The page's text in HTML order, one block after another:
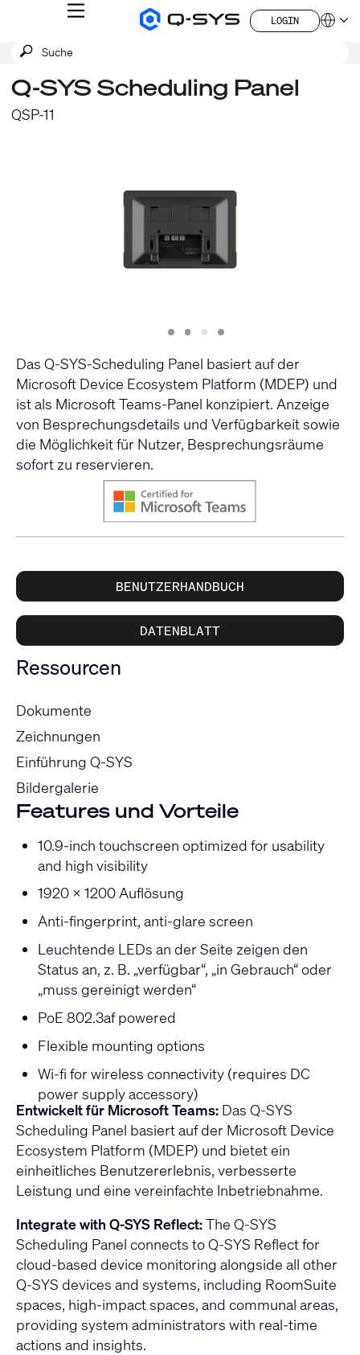
Q-
Homepage
MENÜ
LOGIN
LOGIN
QSYS.com (English)
Deutsch
Español
Français
Suche
SUCHE
Q-SYS Scheduling Panel
QSP-11
Slide
1 Slide
2 Slide
3 Slide
4
Das Q-SYS-Scheduling Panel basiert auf der
Microsoft Device Ecosystem Platform (MDEP) und
ist als Microsoft Teams-Panel konzipiert. Anzeige
von Besprechungsdetails und Verfügbarkeit sowie
die Möglichkeit für Nutzer, Besprechungsräume
sofort zu reservieren.
BENUTZERHANDBUCH
DATENBLATT
Ressourcen
Dokumente
Zeichnungen
Einführung Q-SYS
Bildergalerie
Features und Vorteile
10.9-inch touchscreen optimized for usability
and high visibility
1920 x 1200 Auflösung
Anti-fingerprint, anti-glare screen
Leuchtende LEDs an der Seite zeigen den
Status an, z. B. „verfügbar“, „in Gebrauch“ oder
„muss gereinigt werden“
PoE 802.3af powered
Flexible mounting options
Wi-fi for wireless connectivity (requires DC
power supply accessory)
Entwickelt für Microsoft Teams: Das Q-SYS
Scheduling Panel basiert auf der Microsoft Device
Ecosystem Platform (MDEP) und bietet ein
einheitliches Benutzererlebnis, verbesserte
Leistung und eine vereinfachte Inbetriebnahme.
Integrate with Q-SYS Reflect:The Q-SYS
Scheduling Panel connects to Q-SYS Reflect for
cloud-based device monitoring alongside all other
Q-SYS devices and systems, including RoomSuite
spaces, high-impact spaces, and communal areas,
providing system administrators with real-time
actions and insights.